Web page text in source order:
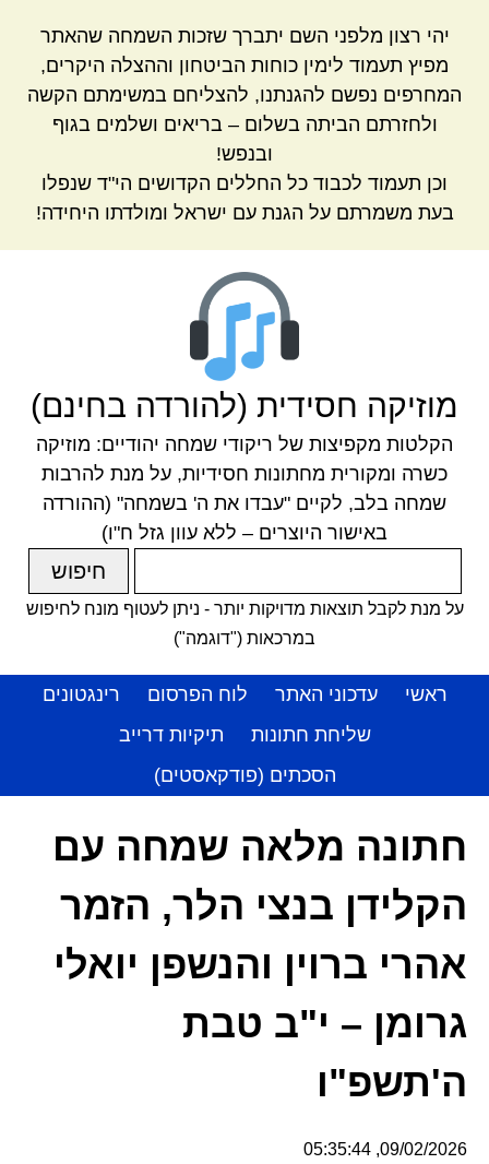
יהי רצון מלפני השם יתברך שזכות השמחה שהאתר
מפיץ תעמוד לימין כוחות הביטחון וההצלה היקרים,
המחרפים נפשם להגנתנו, להצליחם במשימתם הקשה
ולחזרתם הביתה בשלום – בריאים ושלמים בגוף
ובנפש!
וכן תעמוד לכבוד כל החללים הקדושים הי"ד שנפלו
בעת משמרתם על הגנת עם ישראל ומולדתו היחידה!
מוזיקה חסידית (להורדה בחינם)
הקלטות מקפיצות של ריקודי שמחה יהודיים: מוזיקה
כשרה ומקורית מחתונות חסידיות, על מנת להרבות
שמחה בלב, לקיים "עבדו את ה' בשמחה" (ההורדה
באישור היוצרים – ללא עוון גזל ח"ו)
על מנת לקבל תוצאות מדויקות יותר - ניתן לעטוף מונח לחיפוש
במרכאות ("דוגמה")
ראשי עדכוני האתר לוח הפרסום
רינגטונים
שליחת חתונות
תיקיות דרייב
הסכתים (פודקאסטים)
חתונה מלאה שמחה עם
הקלידן בנצי הלר, הזמר
אהרי ברוין והנשפן יואלי
גרומן – י"ב טבת
ה'תשפ"ו
09/02/2026, 05:35:44